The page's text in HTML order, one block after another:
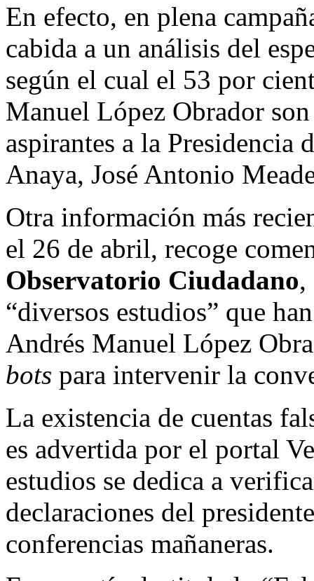
En efecto, en plena
cabida a un análisis del
según el cual el 53 por
Manuel López Obrador
aspirantes a la Presidencia
Anaya, José Antonio
Otra información más
el 26 de abril, recoge
Observatorio Ciudadano,
“diversos estudios” que
Andrés Manuel López
bots para intervenir la
La existencia de cuentas
es advertida por el portal
estudios se dedica a
declaraciones del
conferencias mañaneras.